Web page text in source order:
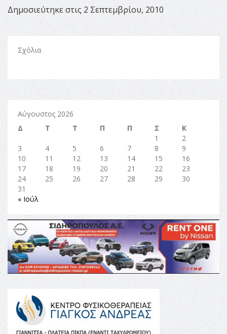
Δημοσιεύτηκε στις 2 Σεπτεμβρίου, 2010
Σχόλια
Αύγουστος 2026
Δ
Τ Τ Π Π Σ
Κ
1
2
3
4 5 6 7 8
9
10
11 12 13 14 15
16
17
18 19 20 21 22
23
24
25 26 27 28 29
30
31
« Ιούλ